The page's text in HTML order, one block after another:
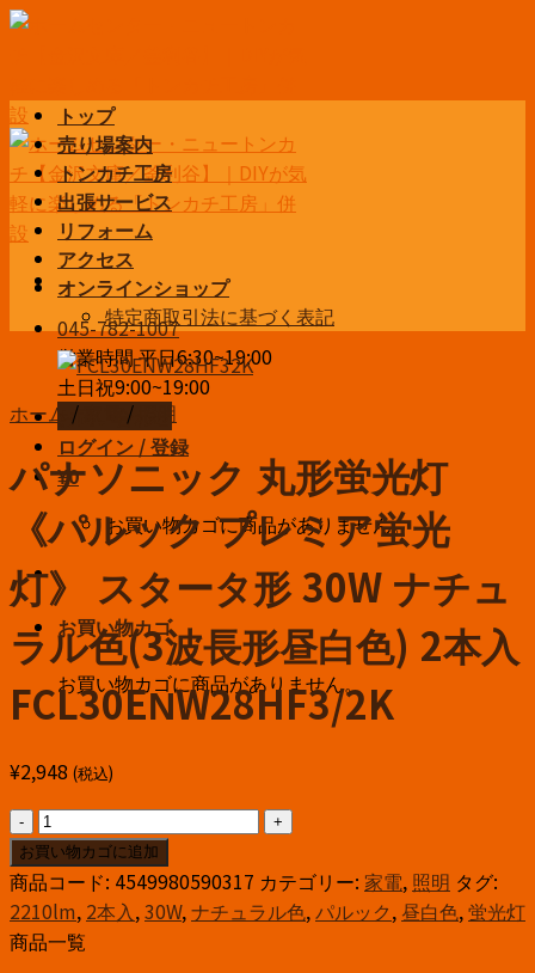
Skip
045-782-1007
営業時間 平日6:30~19:00
土日祝9:00~19:00
お問い合わせ
ログイン / 登録
¥0
お買い物カゴに商品がありません。
お買い物カゴ
お買い物カゴに商品がありません。
トップ
売り場案内
トンカチ工房
出張サービス
リフォーム
アクセス
オンラインショップ
特定商取引法に基づく表記
ホーム / / 照明
パナソニック 丸形蛍光灯
《パルック プレミア蛍光
灯》 スタータ形 30W ナチュ
ラル色(3波長形昼白色) 2本入
FCL30ENW28HF3/2K
¥2,948 (税込)
パ
ナ
ソ
ニ
ッ
お買い物カゴに追加
商品コード: 4549980590317 カテゴリー: 家電, 照明 タグ:
2210lm, 2本入,30W,ナチュラル色,パルック, 昼白色,蛍光灯
商品一覧